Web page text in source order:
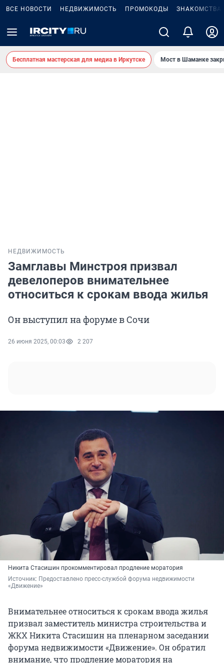
ВСЕ НОВОСТИ НЕДВИЖИМОСТЬ ПРОМОКОДЫ ЗНАКОМСТВА
Бесплатная мастерская для медиа в Иркутске Мост в Шаманке
НЕДВИЖИМОСТЬ
Замглавы Минстроя призвал
девелоперов внимательнее
относиться к срокам ввода жилья
Он выступил на форуме в Сочи
26 июня 2025, 00:03 2 207
Никита Стасишин прокомментировал продление моратория
Источник: Предоставлено пресс-службой форума недвижимости
«Движение»
Внимательнее относиться к срокам ввода жилья
призвал заместитель министра строительства и
ЖКХ Никита Стасишин на пленарном заседании
форума недвижимости «Движение». Он обратил
внимание, что продление моратория на